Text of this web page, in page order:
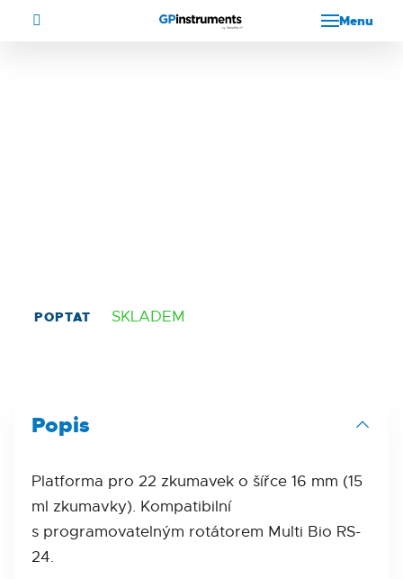
Menu
POPTAT SKLADEM
Popis
Platforma pro 22 zkumavek o šířce 16 mm (15
ml zkumavky). Kompatibilní
s programovatelným rotátorem Multi Bio RS-
24.